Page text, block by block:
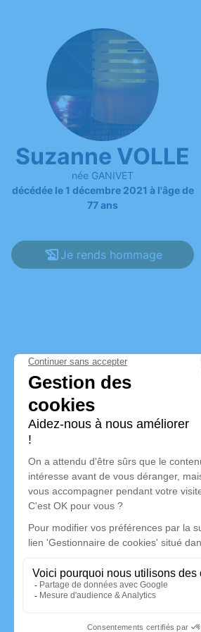
Suzanne VOLLE
née GANIVET
décédée le 1 décembre 2021 à l'âge de
77 ans
Je rends hommage